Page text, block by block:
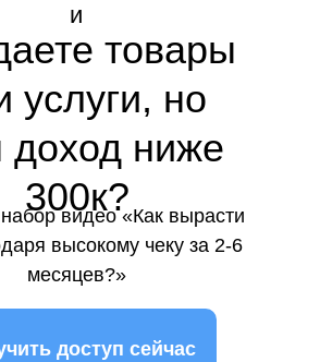
товары
услуги, но
доход ниже
300к?
и
доступ сейчас
видео «Как вырасти
высокому чеку за 2-6
месяцев?»